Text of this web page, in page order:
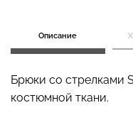
Описание
Брюки со стрелками
костюмной ткани.